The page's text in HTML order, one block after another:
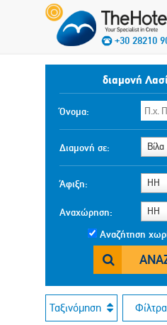
+30 28210
διαμονή
Όνομα:
Διαμονή σε: Βίλα
Άφιξη: ΗΗ
Αναχώρηση: ΗΗ
Αναζήτηση
Ταξινόμηση Φίλτρα